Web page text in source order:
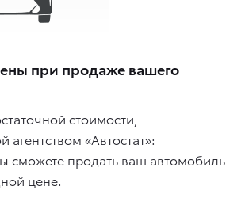
при продаже вашего
стоимости,
«Автостат»:
сможете продать ваш автомобиль
цене.